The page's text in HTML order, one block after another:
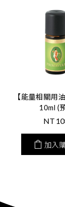
【能量相關用
10ml (
NT
加入